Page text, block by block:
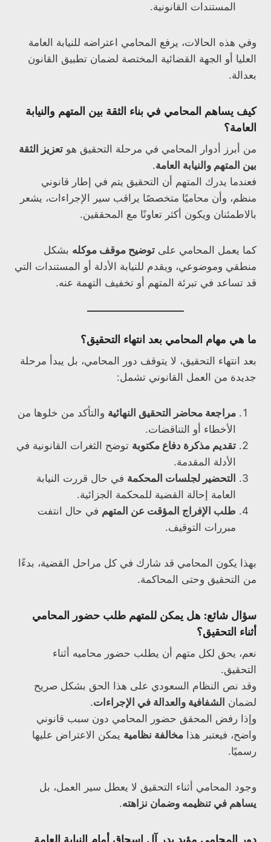
المستندات القانونية.
وفي هذه الحالات، يرفع المحامي اعتراضه للنيابة العامة
العليا أو الجهة القضائية المختصة لضمان تطبيق القانون
بعدالة.
كيف يساهم المحامي في بناء الثقة بين المتهم والنيابة
العامة؟
من أبرز أدوار المحامي في مرحلة التحقيق هو تعزيز الثقة
بين المتهم والنيابة العامة.
فعندما يدرك المتهم أن التحقيق يتم في إطار قانوني
منظم، وأن محاميًا متخصصًا يراقب سير الإجراءات، يشعر
بالاطمئنان ويكون أكثر تعاونًا مع المحققين.
كما يعمل المحامي على توضيح موقف موكله بشكل
منطقي وموضوعي، ويقدم للنيابة الأدلة أو المستندات التي
قد تساعد في تبرئة المتهم أو تخفيف التهمة عنه.
ما هي مهام المحامي بعد انتهاء التحقيق؟
بعد انتهاء التحقيق، لا يتوقف دور المحامي، بل يبدأ مرحلة
جديدة من العمل القانوني تشمل:
مراجعة محاضر التحقيق النهائية والتأكد من خلوها من
الأخطاء أو التناقضات.
تقديم مذكرة دفاع مكتوبة توضح الثغرات القانونية في
الأدلة المقدمة.
التحضير لجلسات المحكمة في حال قررت النيابة
العامة إحالة القضية للمحكمة الجزائية.
طلب الإفراج المؤقت عن المتهم في حال انتفت
مبررات التوقيف.
بهذا يكون المحامي قد شارك في كل مراحل القضية، بدءًا
من التحقيق وحتى المحاكمة.
سؤال شائع: هل يمكن للمتهم طلب حضور المحامي
أثناء التحقيق؟
نعم، يحق لكل متهم أن يطلب حضور محاميه أثناء
التحقيق.
وقد نص النظام السعودي على هذا الحق بشكل صريح
لضمان الشفافية والعدالة في الإجراءات.
وإذا رفض المحقق حضور المحامي دون سبب قانوني
واضح، فيعتبر هذا مخالفة نظامية يمكن الاعتراض عليها
رسميًا.
وجود المحامي أثناء التحقيق لا يعطل سير العمل، بل
يساهم في تنظيمه وضمان نزاهته.
دور المحامي مؤيد بدر آل إسحاق أمام النيابة العامة